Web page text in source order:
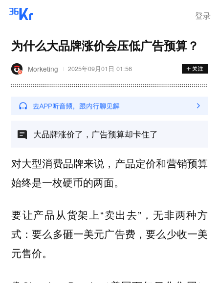
登录
为什么大品牌涨价会压低广告预算？
Morketing 2025年09月01日 01:56
大品牌涨价了，广告预算却卡住了
对大型消费品牌来说，产品定价和营销预算
始终是一枚硬币的两面。
要让产品从货架上“卖出去”，无非两种方
式：要么多砸一美元广告费，要么少收一美
元售价。